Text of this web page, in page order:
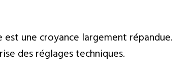
une croyance largement répandue.
des réglages techniques.